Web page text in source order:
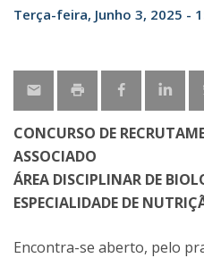
Terça-feira, Junho 3, 2025 -
CONCURSO DE
ASSOCIADO
ÁREA DISCIPLINAR DE
ESPECIALIDADE DE
Encontra-se aberto, pelo